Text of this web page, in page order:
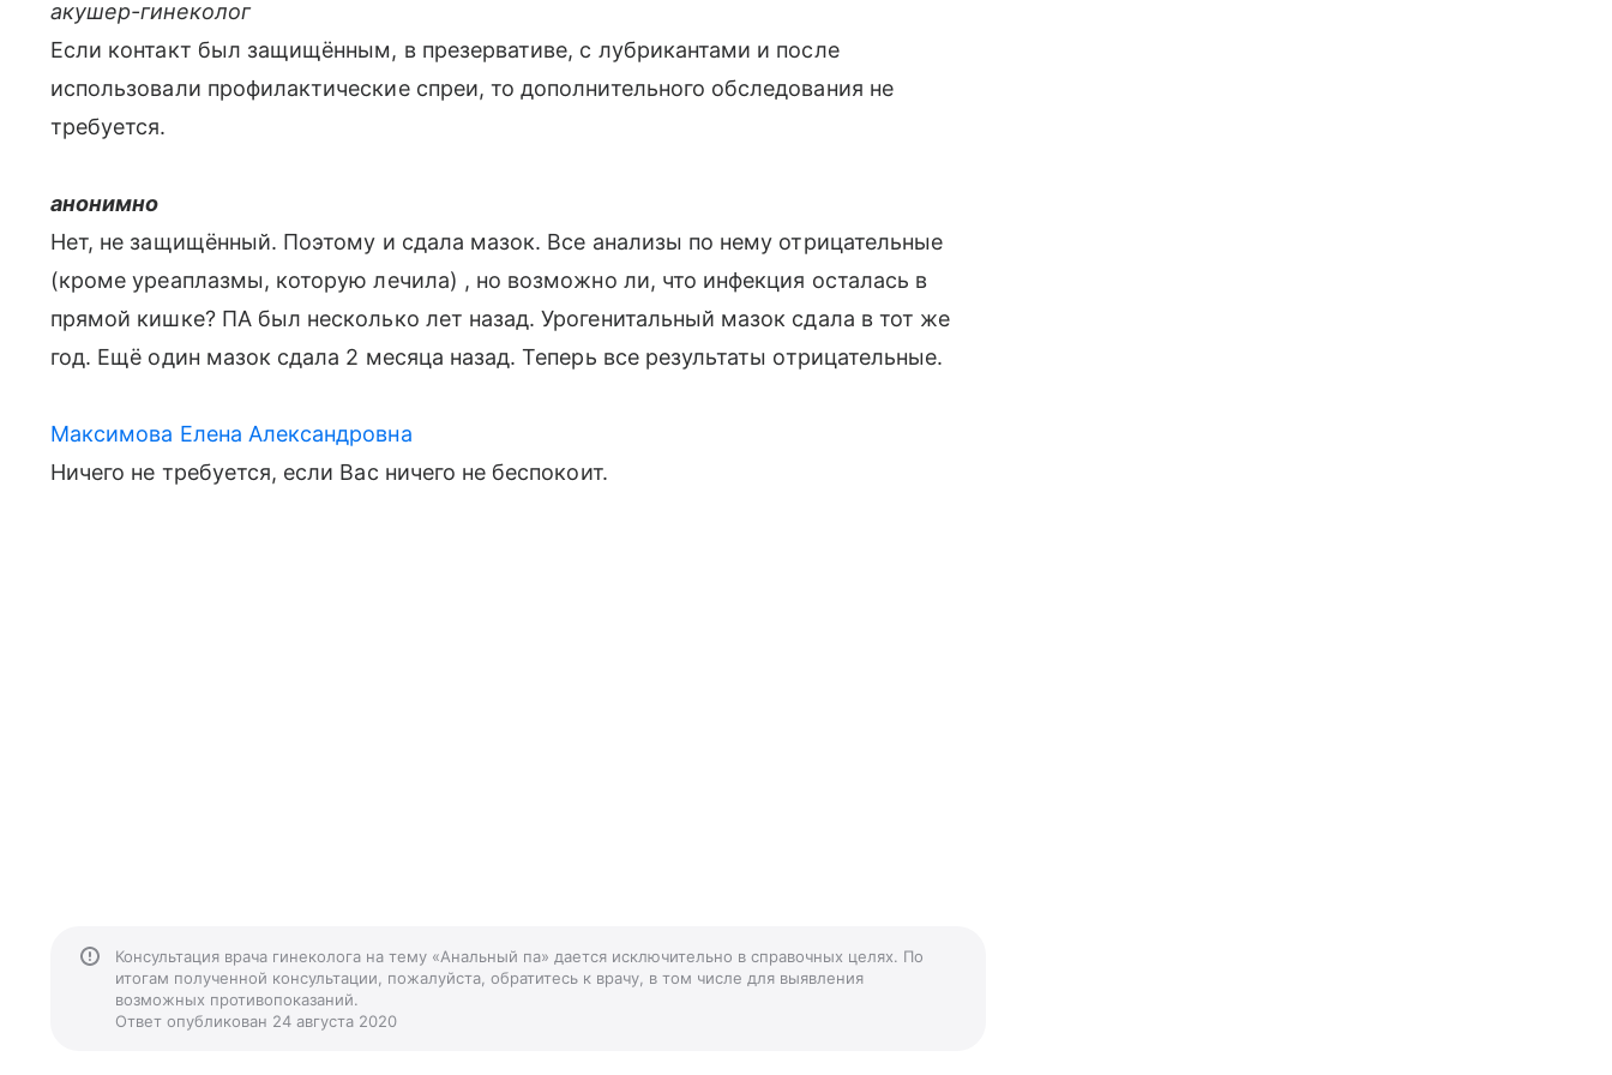
акушер-гинеколог
Если контакт был защищённым, в презервативе, с лубрикантами и после
использовали профилактические спреи, то дополнительного обследования не
требуется.
анонимно
Нет, не защищённый. Поэтому и сдала мазок. Все анализы по нему отрицательные
(кроме уреаплазмы, которую лечила) , но возможно ли, что инфекция осталась в
прямой кишке? ПА был несколько лет назад. Урогенитальный мазок сдала в тот же
год. Ещё один мазок сдала 2 месяца назад. Теперь все результаты отрицательные.
Максимова Елена Александровна
Ничего не требуется, если Вас ничего не беспокоит.
Консультация врача гинеколога на тему «Анальный па» дается исключительно в справочных целях. По
итогам полученной консультации, пожалуйста, обратитесь к врачу, в том числе для выявления
возможных противопоказаний.
Ответ опубликован 24 августа 2020